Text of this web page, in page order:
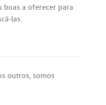
boas a oferecer para
-las.
outros, somos